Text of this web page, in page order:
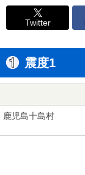
Twitter
震度1
鹿児島十島村